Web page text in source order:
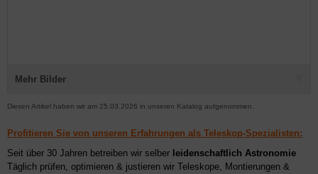
Mehr Bilder
Diesen Artikel haben wir am 25.03.2026 in unseren Katalog aufgenommen.
Profitieren Sie von unseren Erfahrungen als Teleskop-Spezialisten:
Seit über 30 Jahren betreiben wir selber leidenschaftlich Astronomie
Täglich prüfen, optimieren & justieren wir Teleskope, Montierungen &